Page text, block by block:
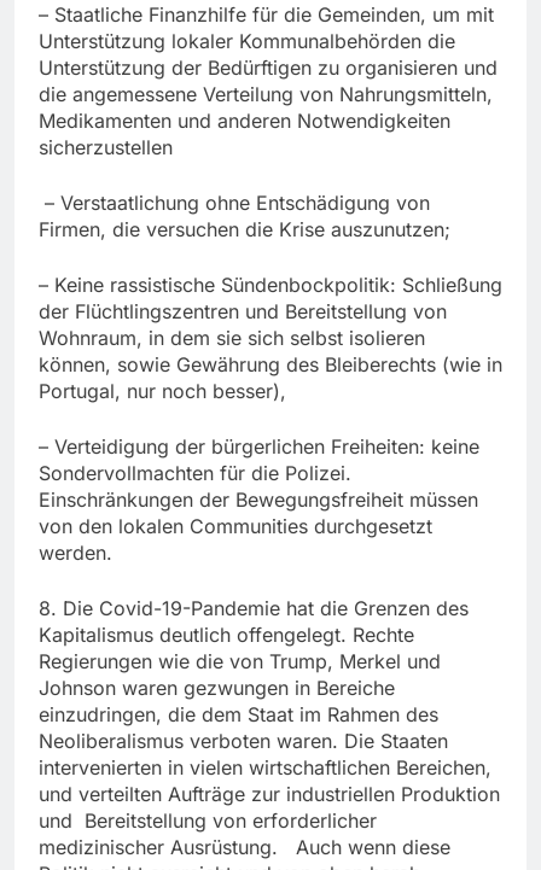
– Staatliche Finanzhilfe für die Gemeinden, um mit
Unterstützung lokaler Kommunalbehörden die
Unterstützung der Bedürftigen zu organisieren und
die angemessene Verteilung von Nahrungsmitteln,
Medikamenten und anderen Notwendigkeiten
sicherzustellen
– Verstaatlichung ohne Entschädigung von
Firmen, die versuchen die Krise auszunutzen;
– Keine rassistische Sündenbockpolitik: Schließung
der Flüchtlingszentren und Bereitstellung von
Wohnraum, in dem sie sich selbst isolieren
können, sowie Gewährung des Bleiberechts (wie in
Portugal, nur noch besser),
– Verteidigung der bürgerlichen Freiheiten: keine
Sondervollmachten für die Polizei.
Einschränkungen der Bewegungsfreiheit müssen
von den lokalen Communities durchgesetzt
werden.
8. Die Covid-19-Pandemie hat die Grenzen des
Kapitalismus deutlich offengelegt. Rechte
Regierungen wie die von Trump, Merkel und
Johnson waren gezwungen in Bereiche
einzudringen, die dem Staat im Rahmen des
Neoliberalismus verboten waren. Die Staaten
intervenierten in vielen wirtschaftlichen Bereichen,
und verteilten Aufträge zur industriellen Produktion
und Bereitstellung von erforderlicher
medizinischer Ausrüstung. Auch wenn diese